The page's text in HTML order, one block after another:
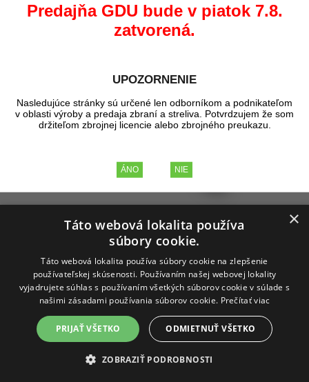
Zbrane T4E a strelivo
17 produktov
Predajňa GDU bude v piatok 7.8.
zatvorená.
UPOZORNENIE
Nasledujúce stránky sú určené len odborníkom a podnikateľom
v oblasti výroby a predaja zbraní a streliva. Potvrdzujem že som
držiteľom zbrojnej licencie alebo zbrojného preukazu.
×
Táto webová lokalita používa
súbory cookie.
Táto webová lokalita používa súbory cookie na zlepšenie
používateľskej skúsenosti. Používaním našej webovej lokality
vyjadrujete súhlas s používaním všetkých súborov cookie v súlade s
našimi zásadami používania súborov cookie. Prečítať viac
PRIJAŤ VŠETKO ODMIETNUŤ VŠETKO
ZOBRAZIŤ PODROBNOSTI